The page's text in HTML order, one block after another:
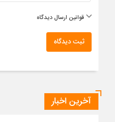
قوانین ارسال دیدگاه
ثبت دیدگاه
آخرین اخبار